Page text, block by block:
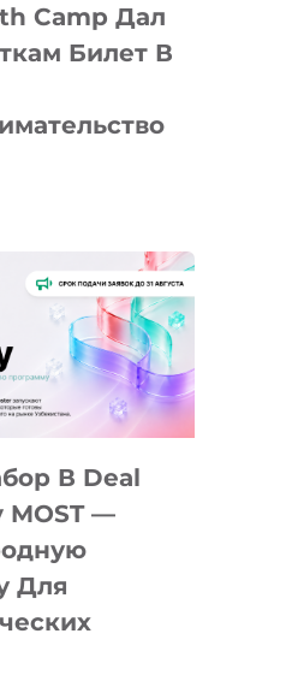
Camp Дал
Билет В
В Deal
MOST —
Для